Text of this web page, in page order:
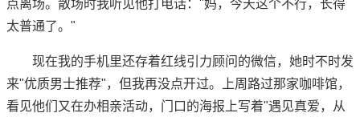
点离场。散场时我听见他打电话："妈，今天这个不行，长得
太普通了。"
现在我的手机里还存着红线引力顾问的微信，她时不时发
来"优质男士推荐"，但我再没点开过。上周路过那家咖啡馆，
看见他们又在办相亲活动，门口的海报上写着"遇见真爱，从